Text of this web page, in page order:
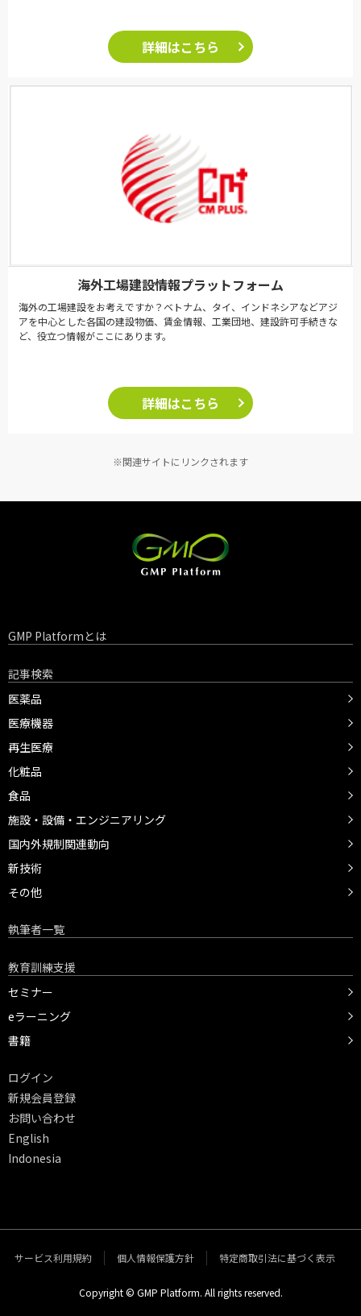
詳細はこちら
海外工場建設情報プラットフォーム
海外の工場建設をお考えですか？ベトナム、タイ、インドネシアなどアジ
アを中心とした各国の建設物価、賃金情報、工業団地、建設許可手続きな
ど、役立つ情報がここにあります。
詳細はこちら
※関連サイトにリンクされます
GMP Platformとは
記事検索
医薬品
医療機器
再生医療
化粧品
食品
施設・設備・エンジニアリング
国内外規制関連動向
新技術
その他
執筆者一覧
教育訓練支援
セミナー
eラーニング
書籍
ログイン
新規会員登録
お問い合わせ
English
Indonesia
サービス利用規約 個人情報保護方針 特定商取引法に基づく表示
Copyright © GMP Platform. All rights reserved.